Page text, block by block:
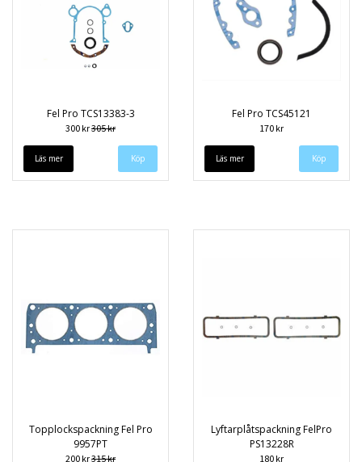
Fel Pro TCS13383-3
300 kr305 kr
Läs mer
Fel Pro TCS45121
170 kr
Läs mer
Topplockspackning Fel Pro
9957PT
200 kr315 kr
Lyftarplåtspackning FelPro
PS13228R
180 kr